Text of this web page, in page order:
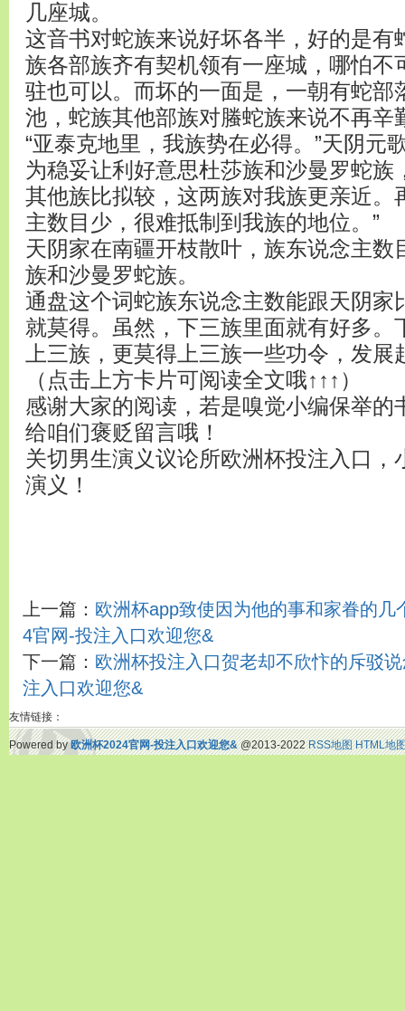
几座城。
这音书对蛇族来说好坏各半，好的是有
族各部族齐有契机领有一座城，哪怕不
驻也可以。而坏的一面是，一朝有蛇部
池，蛇族其他部族对螣蛇族来说不再
“亚泰克地里，我族势在必得。”天阴元
为稳妥让利好意思杜莎族和沙曼罗蛇族
其他族比拟较，这两族对我族更亲近。
主数目少，很难抵制到我族的地位。”
天阴家在南疆开枝散叶，族东说念主数
族和沙曼罗蛇族。
通盘这个词蛇族东说念主数能跟天阴家
就莫得。虽然，下三族里面就有好多。
上三族，更莫得上三族一些功令，发展
（点击上方卡片可阅读全文哦↑↑↑）
感谢大家的阅读，若是嗅觉小编保举的
给咱们褒贬留言哦！
关切男生演义议论所欧洲杯投注入口，
演义！
上一篇： 欧洲杯app致使因为他的事和家眷的
4官网-投注入口欢迎您&
下一篇： 欧洲杯投注入口贺老却不欣忭的斥驳
注入口欢迎您&
友情链接：
Powered by欧洲杯2024官网-投注入口欢迎您&@2013-2022RSS地图 HTML地